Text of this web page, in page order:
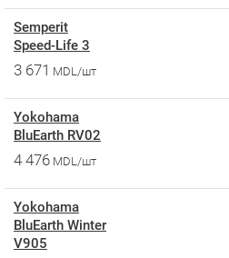
Semperit
Speed-Life 3
3 671 MDL/шт
Yokohama
BluEarth RV02
4 476 MDL/шт
Yokohama
BluEarth Winter
V905